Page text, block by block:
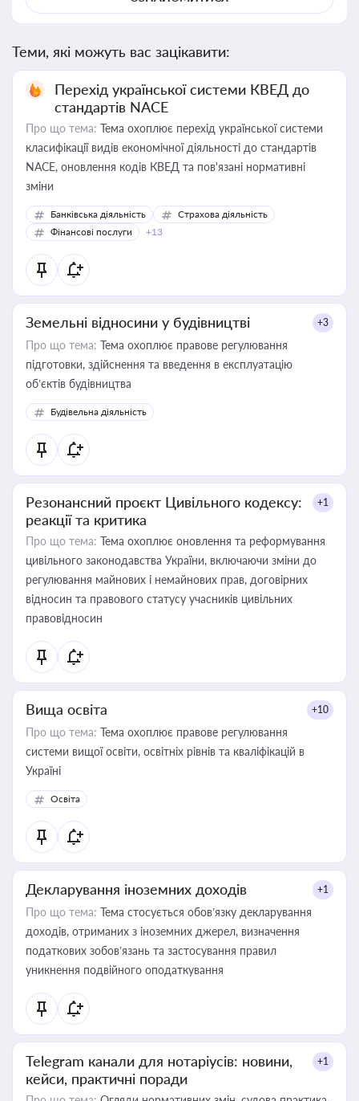
Теми, які можуть вас зацікавити:
Перехід української системи КВЕД до
стандартів NACE
Про що тема: Тема охоплює перехід української системи
класифікації видів економічної діяльності до стандартів
NACE, оновлення кодів КВЕД та пов'язані нормативні
зміни
Банківська діяльність
Страхова діяльність
Фінансові послуги
+13
Земельні відносини у будівництві +3
Про що тема: Тема охоплює правове регулювання
підготовки, здійснення та введення в експлуатацію
об’єктів будівництва
Будівельна діяльність
Резонансний проєкт Цивільного кодексу:
реакції та критика
+1
Про що тема: Тема охоплює оновлення та реформування
цивільного законодавства України, включаючи зміни до
регулювання майнових і немайнових прав, договірних
відносин та правового статусу учасників цивільних
правовідносин
Вища освіта +10
Про що тема: Тема охоплює правове регулювання
системи вищої освіти, освітніх рівнів та кваліфікацій в
Україні
Освіта
Декларування іноземних доходів +1
Про що тема: Тема стосується обов’язку декларування
доходів, отриманих з іноземних джерел, визначення
податкових зобов’язань та застосування правил
уникнення подвійного оподаткування
Telegram канали для нотаріусів: новини,
кейси, практичні поради
+1